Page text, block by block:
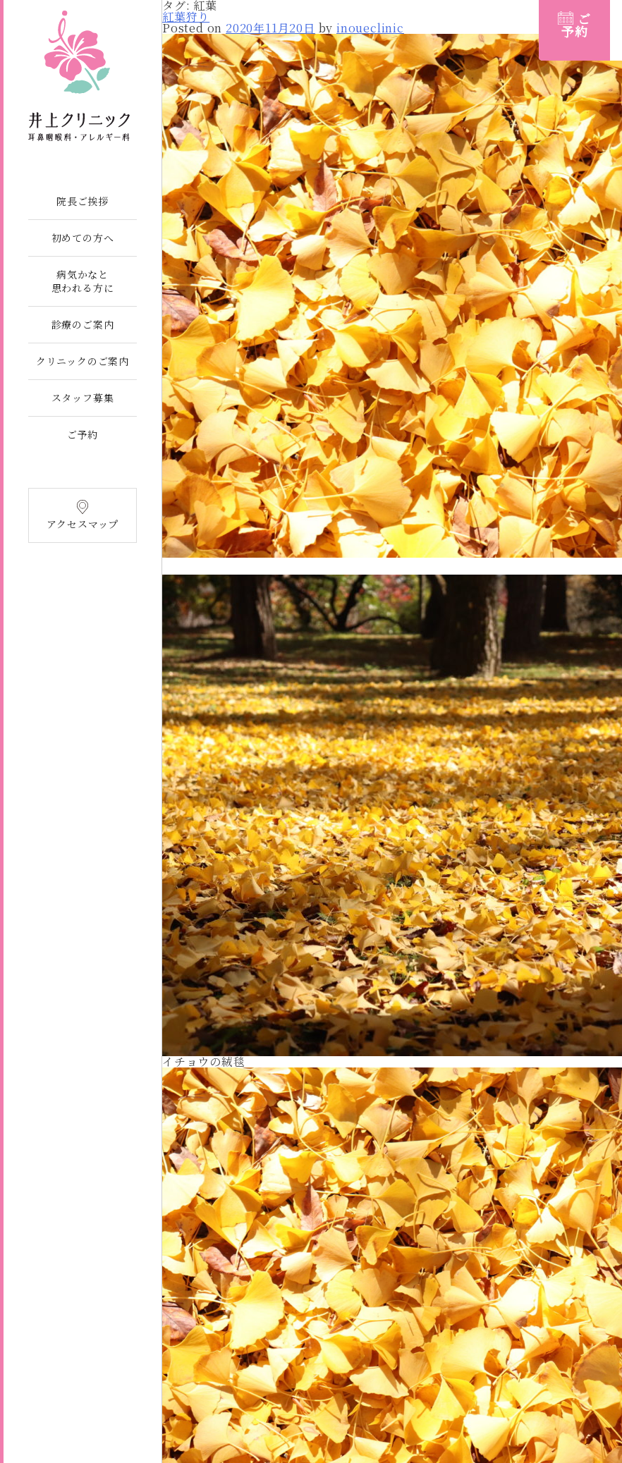
ご
予約
院長ご挨拶
初めての方へ
病気かなと
思われる方に
診療のご案内
クリニックのご案内
スタッフ募集
ご予約
アクセスマップ
タグ: 紅葉
紅葉狩り
Posted on 2020年11月20日 byinoueclinic
イチョウの絨毯